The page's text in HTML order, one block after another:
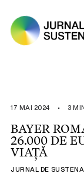
ȘTIRI
OPINII
ESG
LEGISLAȚIE
17 MAI 2024 • 3
BAYER
26.000 DE
VIAȚĂ
JURNAL DE